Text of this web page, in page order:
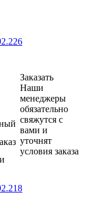
Заказать
Наши
менеджеры
обязательно
свяжутся с
вами и
уточнят
условия заказа